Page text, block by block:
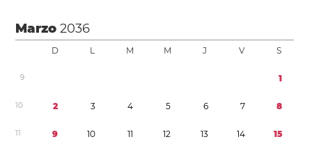
Marzo2036
D L M M J V S
9 1
10 2 3 4 5 6 7 8
11 9 10 11 12 13 14 15